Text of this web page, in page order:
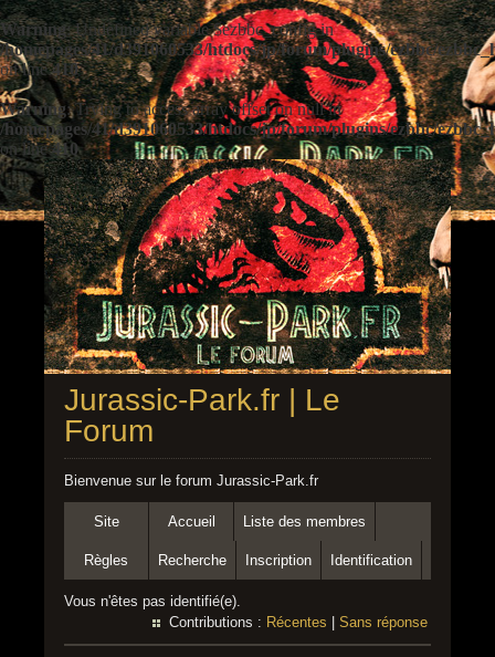
Warning: Undefined variable $ezbbc_config in
/homepages/41/d391060533/htdocs/jp/forum/plugins/ezbbc/
on line410
Warning: Trying to access array offset on null in
/homepages/41/d391060533/htdocs/jp/forum/plugins/ezbbc/
on line410
Jurassic-Park.fr | Le
Forum
Bienvenue sur le forum Jurassic-Park.fr
Site Accueil Liste des membres
Règles Recherche Inscription Identification
Vous n'êtes pas identifié(e).
Contributions : Récentes Sans réponse